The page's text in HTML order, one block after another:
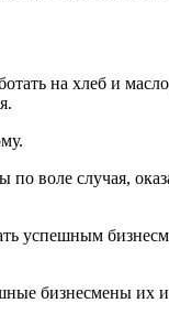
на хлеб и
по воле случая,
успешным
бизнесмены их